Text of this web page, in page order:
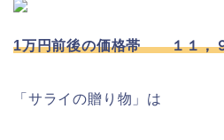
1万円前後の価格帯 １１，
「サライの贈り物」は